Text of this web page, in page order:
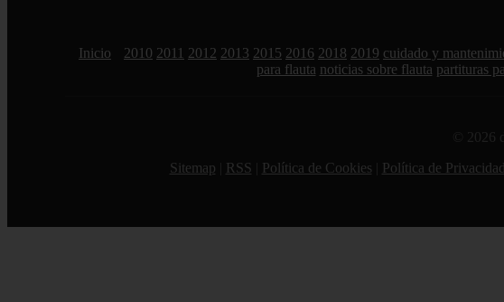
Inicio 2010 2011 2012 2013 2015 2016 2018 2019 cuidado y
para flauta noticias sobre flauta partituras
© 2026
Sitemap
RSS Política de Cookies Política de Privacidad